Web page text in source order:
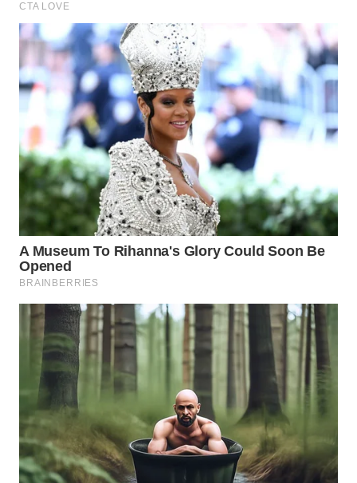
WN
SAMOSIR
WN
PADANG
WN
SUMEDANG
WN
CIANJUR
WN
KEPULAUAN
WN
TANGERANG
BINJAI
WN
CIREBON